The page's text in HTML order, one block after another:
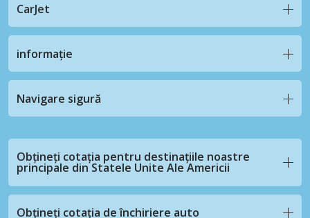
CarJet
informație
Navigare sigură
Obțineți cotația pentru destinațiile noastre
principale din Statele Unite Ale Americii
Obțineți cotația de închiriere auto